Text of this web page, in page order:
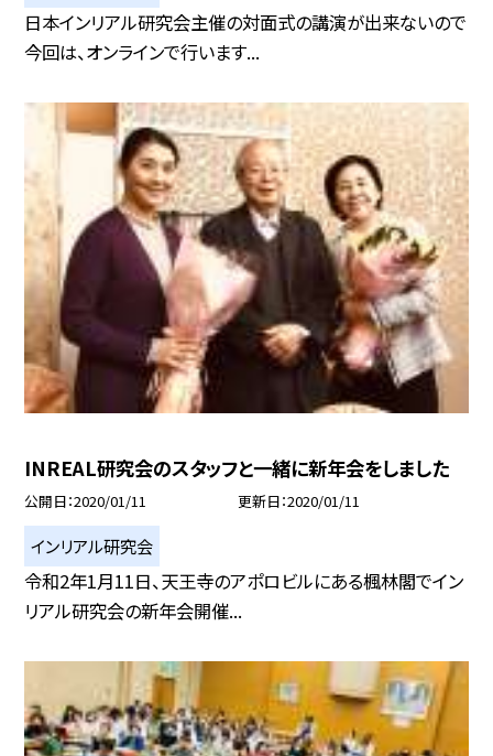
日本インリアル研究会主催の対面式の講演が出来ないので
今回は、オンラインで行います...
INREAL研究会のスタッフと一緒に新年会をしました
公開日 2020/01/11 更新日 2020/01/11
インリアル研究会
令和2年1月11日、天王寺のアポロビルにある楓林閣でイン
リアル研究会の新年会開催...